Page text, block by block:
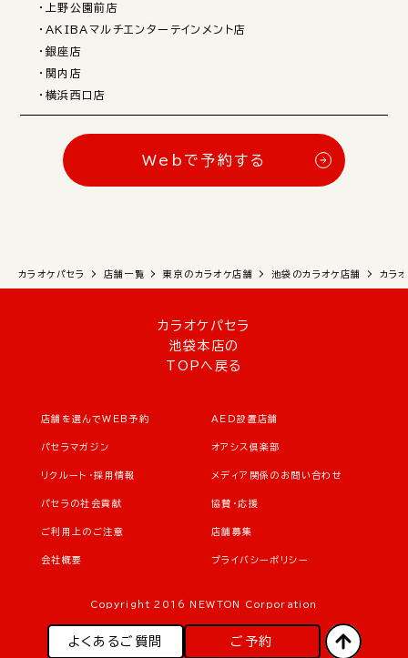
・上野公園前店
・AKIBAマルチエンターテインメント店
・銀座店
・関内店
・横浜西口店
Webで予約する
カラオケパセラ 店舗一覧 東京のカラオケ店舗 池袋のカラオケ店舗 カラ
カラオケパセラ
池袋本店の
TOPへ戻る
店舗を選んでWEB予約 AED設置店舗
パセラマガジン オアシス倶楽部
リクルート・採用情報 メディア関係のお問い合わせ
パセラの社会貢献 協賛・応援
ご利用上のご注意 店舗募集
会社概要 プライバシーポリシー
Copyright 2016 NEWTON Corporation
よくあるご質問 ご予約